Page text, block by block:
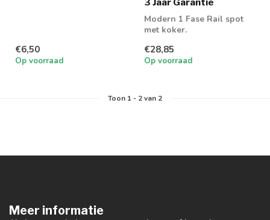
€6,50
Op voorraad
3 Jaar Garantie
Modern 1 Fase Rail spot
met koker.
€28,85
Op voorraad
Toon 1- 2van 2
Meer informatie